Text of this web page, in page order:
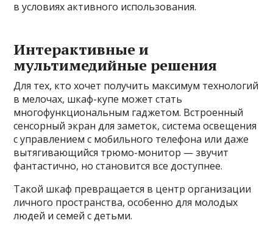
в условиях активного использования.
Интерактивные и
мультимедийные решения
Для тех, кто хочет получить максимум технологий
в мелочах, шкаф-купе может стать
многофункциональным гаджетом. Встроенный
сенсорный экран для заметок, система освещения
с управлением с мобильного телефона или даже
вытягивающийся трюмо-монитор — звучит
фантастично, но становится все доступнее.
Такой шкаф превращается в центр организации
личного пространства, особенно для молодых
людей и семей с детьми.